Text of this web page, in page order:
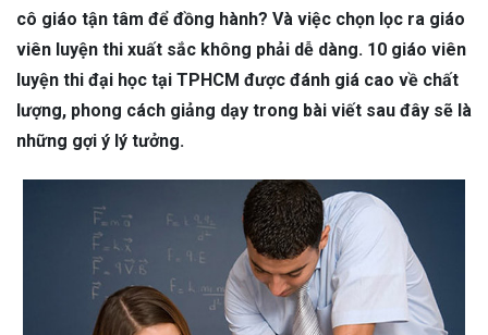
cô giáo tận tâm để đồng hành? Và việc chọn lọc ra giáo
viên luyện thi xuất sắc không phải dễ dàng. 10 giáo viên
luyện thi đại học tại TPHCM được đánh giá cao về chất
lượng, phong cách giảng dạy trong bài viết sau đây sẽ là
những gợi ý lý tưởng.